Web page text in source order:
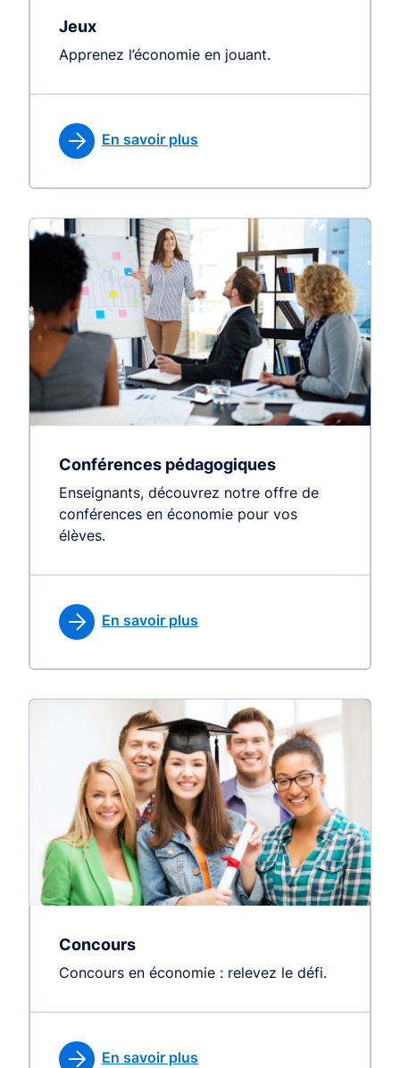
Jeux
Apprenez l’économie en jouant.
En savoir plus
Conférences pédagogiques
Enseignants, découvrez notre offre de
conférences en économie pour vos
élèves.
En savoir plus
Concours
Concours en économie : relevez le défi.
En savoir plus